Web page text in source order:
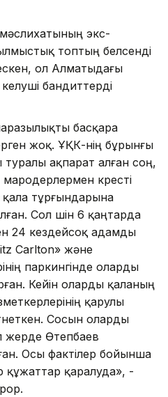
экс-
топтың белсенді
ол Алматыдағы
келуші бандиттерді
басқара
жоқ. ҰҚК-нің бұрынғы
ақпарат алған соң,
мародерлермен күресті
тұрғындарына
Сол үшін 6 қаңтарда
24 кездейсоқ адамды
Carlton» және
паркингінде оларды
Кейін оларды қаланың
қарулы
Сосын оларды
жерде Өтепбаев
Осы фактілер бойынша
құжаттар қаралуда», -